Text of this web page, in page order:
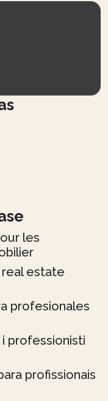
les
estate
profesionales
professionisti
profissionais